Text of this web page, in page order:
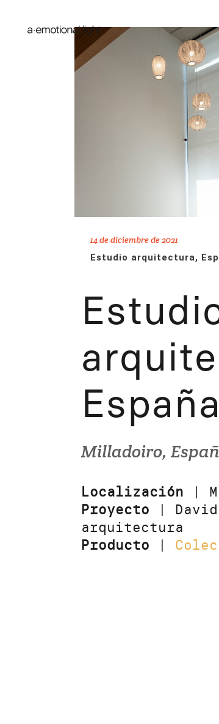
14 de diciembre de 2021
Estudio arquitectura,
Milladoiro,
Localización |
Proyecto | David
arquitectura
Producto |